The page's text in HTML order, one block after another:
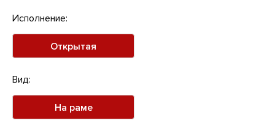
Исполнение:
Открытая
Вид:
На раме